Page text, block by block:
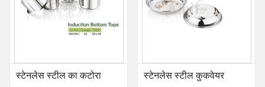
स्टेनलेस स्टील का कटोरा स्टेनलेस स्टील कुकवेयर